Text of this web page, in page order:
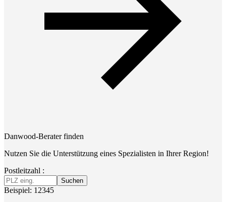
Danwood-Berater finden
Nutzen Sie die Unterstützung eines Spezialisten in Ihrer Region!
Postleitzahl :
Suchen
Beispiel: 12345